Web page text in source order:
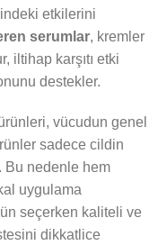
etkilerini
serumlar, kremler
iltihap karşıtı etki
destekler.
vücudun genel
sadece cildin
Bu nedenle hem
uygulama
seçerken kaliteli ve
dikkatlice